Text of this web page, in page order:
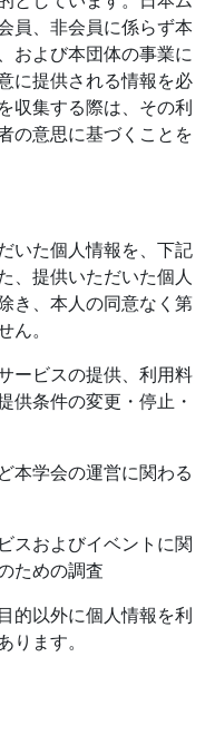
員、非会員に係らず本
および本団体の事業に
に提供される情報を必
収集する際は、その利
の意思に基づくことを
いた個人情報を、下記
、提供いただいた個人
き、本人の同意なく第
。
ービスの提供、利用料
供条件の変更・停止・
本学会の運営に関わる
スおよびイベントに関
ための調査
的以外に個人情報を利
ます。